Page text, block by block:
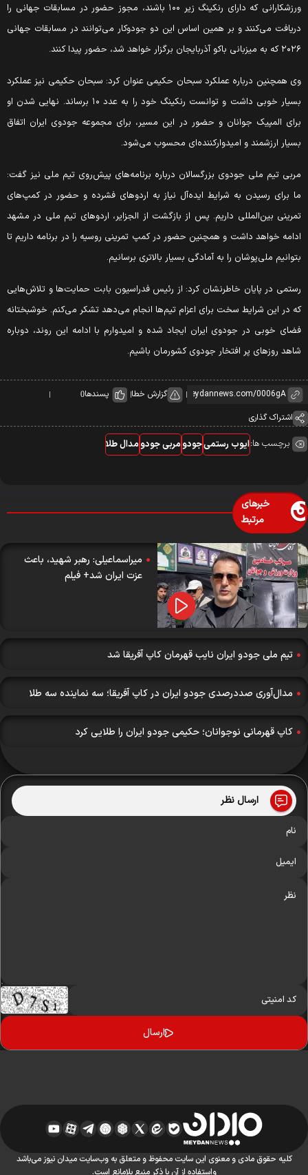
ورزشکارانی که دارای رنکینگ زیر ۱۰۰ باشند، مجوز حضور در مسابقات جهانی را
می‌کنند و بر همین اساس این دو جودوکار می‌توانند در مسابقات جهانی
باکو آذربایجان برگزار خواهد شد، حضور پیدا کنند.
همچنین درباره عملکرد سبحان حکیمی عنوان کرد: سبحان حکیمی نیز عملکرد
بسیار خوبی داشت و توانست رنکینگ خود را به عدد ۱۰ برساند. نهایی شدن او
المپیک جوانان و حضور در این مسیر، برای مجموعه جودوی ایران اتفاق
ارزشمند و امیدوارکننده‌ای محسوب می‌شود.
تیم ملی جودوی بزرگسالان درباره برنامه‌های پیش‌روی تیم ملی نیز گفت:
برای رسیدن به شرایط ایده‌آل نیاز به اردوهای فشرده و حضور در کمپ‌های
بین‌المللی داریم. پس از بازگشت از الجزایر، اردوهای تیم ملی در مشهد
خواهد داشت و همچنین حضور در کمپ تمرینی روسیه را در برنامه داریم تا
ملی‌پوشان را به آمادگی بسیار بالاتری برسانیم.
در پایان خاطرنشان کرد: از رئیس فدراسیون بابت حمایت‌ها و تلاش‌هایی
در این شرایط سخت برای اعزام تیم‌ها انجام می‌دهد تشکر می‌کنم. خوشبختانه
خوبی در جودوی ایران ایجاد شده و امیدوارم با ادامه این روند، دوباره
روزهای پر افتخار جودوی کشورمان باشیم.
گزارش خطا پسندها0
اشتراک گذاری
برچسب ها:ایوب رستمیجودومربی جودومدال طلا
خبرهای
مرتبط
میراسماعیلی: رهبر شهید، باعث
عزت ایران شد+ فیلم
تیم ملی جودو ایران نایب قهرمان کاپ آفریقا شد
مدال‌آوری صددرصدی جودو ایران در کاپ آفریقا؛ سه نماینده سه طلا
کاپ قهرمانی نوجوانان؛ حکیمی جودو ایران را طلایی کرد
ارسال نظر
کلیه حقوق مادی و معنوی این سایت محفوظ و متعلق به وب‌سایت میدان نیوز می‌باشد
واستفاده از آن با ذکر منبع بلامانع است.